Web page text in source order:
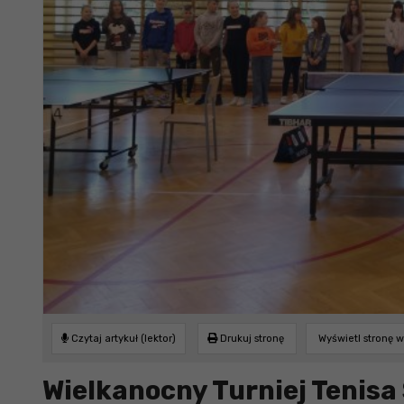
Czytaj artykuł (lektor) Drukuj stronę Wyświetl stronę
Wielkanocny Turniej Tenisa